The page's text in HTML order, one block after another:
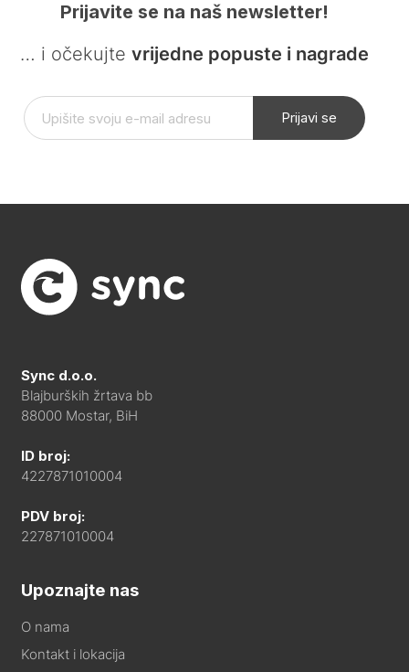
Prijavite se na naš newsletter!
… i očekujte vrijedne popuste i nagrade
Prijavi se
Sync d.o.o.
Blajburških žrtava bb
88000 Mostar, BiH
ID broj:
4227871010004
PDV broj:
227871010004
Upoznajte nas
O nama
Kontakt i lokacija